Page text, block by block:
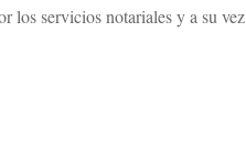
los servicios notariales y a su